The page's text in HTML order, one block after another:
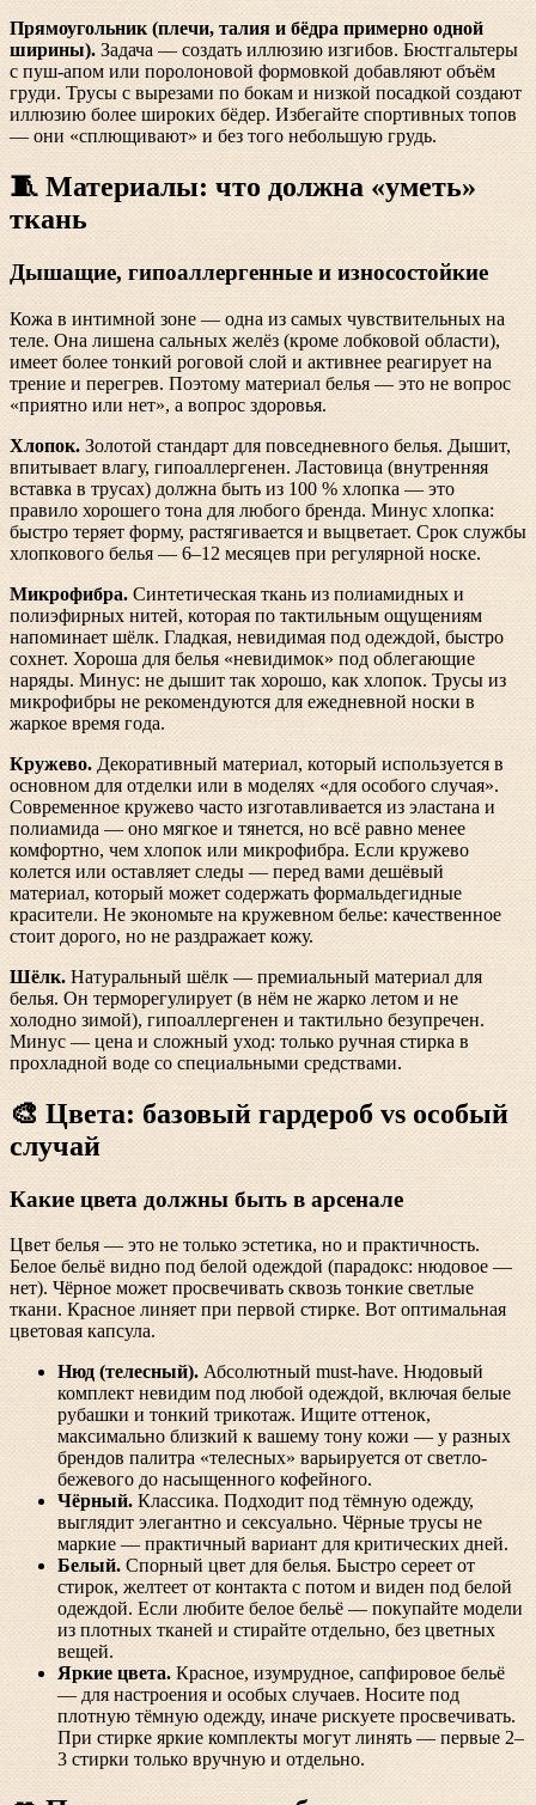
Прямоугольник (плечи, талия и бёдра примерно одной
ширины). Задача — создать иллюзию изгибов. Бюстгальтеры
с пуш-апом или поролоновой формовкой добавляют объём
груди. Трусы с вырезами по бокам и низкой посадкой создают
иллюзию более широких бёдер. Избегайте спортивных топов
— они «сплющивают» и без того небольшую грудь.
🧵 Материалы: что должна «уметь»
ткань
Дышащие, гипоаллергенные и износостойкие
Кожа в интимной зоне — одна из самых чувствительных на
теле. Она лишена сальных желёз (кроме лобковой области),
имеет более тонкий роговой слой и активнее реагирует на
трение и перегрев. Поэтому материал белья — это не вопрос
«приятно или нет», а вопрос здоровья.
Хлопок. Золотой стандарт для повседневного белья. Дышит,
впитывает влагу, гипоаллергенен. Ластовица (внутренняя
вставка в трусах) должна быть из 100 % хлопка — это
правило хорошего тона для любого бренда. Минус хлопка:
быстро теряет форму, растягивается и выцветает. Срок службы
хлопкового белья — 6–12 месяцев при регулярной носке.
Микрофибра. Синтетическая ткань из полиамидных и
полиэфирных нитей, которая по тактильным ощущениям
напоминает шёлк. Гладкая, невидимая под одеждой, быстро
сохнет. Хороша для белья «невидимок» под облегающие
наряды. Минус: не дышит так хорошо, как хлопок. Трусы из
микрофибры не рекомендуются для ежедневной носки в
жаркое время года.
Кружево. Декоративный материал, который используется в
основном для отделки или в моделях «для особого случая».
Современное кружево часто изготавливается из эластана и
полиамида — оно мягкое и тянется, но всё равно менее
комфортно, чем хлопок или микрофибра. Если кружево
колется или оставляет следы — перед вами дешёвый
материал, который может содержать формальдегидные
красители. Не экономьте на кружевном белье: качественное
стоит дорого, но не раздражает кожу.
Шёлк. Натуральный шёлк — премиальный материал для
белья. Он терморегулирует (в нём не жарко летом и не
холодно зимой), гипоаллергенен и тактильно безупречен.
Минус — цена и сложный уход: только ручная стирка в
прохладной воде со специальными средствами.
🎨 Цвета: базовый гардероб vs особый
случай
Какие цвета должны быть в арсенале
Цвет белья — это не только эстетика, но и практичность.
Белое бельё видно под белой одеждой (парадокс: нюдовое —
нет). Чёрное может просвечивать сквозь тонкие светлые
ткани. Красное линяет при первой стирке. Вот оптимальная
цветовая капсула.
Нюд (телесный). Абсолютный must-have. Нюдовый
комплект невидим под любой одеждой, включая белые
рубашки и тонкий трикотаж. Ищите оттенок,
максимально близкий к вашему тону кожи — у разных
брендов палитра «телесных» варьируется от светло-
бежевого до насыщенного кофейного.
Чёрный. Классика. Подходит под тёмную одежду,
выглядит элегантно и сексуально. Чёрные трусы не
маркие — практичный вариант для критических дней.
Белый. Спорный цвет для белья. Быстро сереет от
стирок, желтеет от контакта с потом и виден под белой
одеждой. Если любите белое бельё — покупайте модели
из плотных тканей и стирайте отдельно, без цветных
вещей.
Яркие цвета. Красное, изумрудное, сапфировое бельё
— для настроения и особых случаев. Носите под
плотную тёмную одежду, иначе рискуете просвечивать.
При стирке яркие комплекты могут линять — первые 2–
3 стирки только вручную и отдельно.